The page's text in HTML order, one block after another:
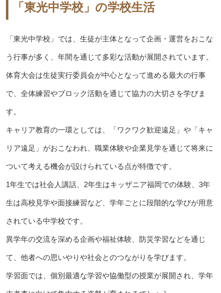
「東光中学校」の学校生活
「東光中学校」では、生徒が主体となって企画・運営をおこな
う行事が多く、年間を通じて多彩な活動が展開されています。
体育大会は生徒実行委員会が中心となって進める最大の行事
で、全体練習やブロック活動を通じて協力の大切さを学びま
す。
キャリア教育の一環としては、「ワクワク歓迎遠足」や「キャ
リア遠足」がおこなわれ、職業体験や企業見学を通じて将来に
ついて考える機会が設けられている点が特徴です。
1年生では社会人講話、2年生はキッザニア福岡での体験、3年
生は高校見学や面接練習など、学年ごとに段階的な学びが用意
されている中学校です。
異学年の交流を深める企画や福祉体験、防災学習などを通じ
て、他者への思いやりや社会とのつながりを学びます。
学習面では、個別最適な学習や協働型の授業が展開され、学年